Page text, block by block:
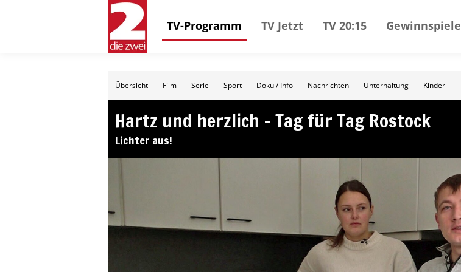
TV-Programm TV Jetzt TV 20:15 Gewinnspiele
Übersicht Film Serie Sport Doku / Info Nachrichten Unterhaltung Kinder
Hartz und herzlich – Tag für Tag Rostock
Lichter aus!